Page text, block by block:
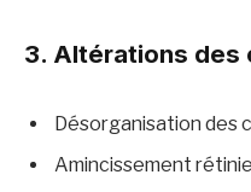
3. Altérations des
Désorganisation des
Amincissement